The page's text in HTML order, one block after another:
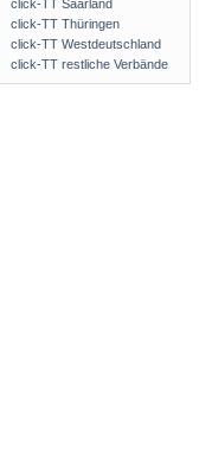
click-TT Saarland
click-TT Thüringen
click-TT Westdeutschland
click-TT restliche Verbände